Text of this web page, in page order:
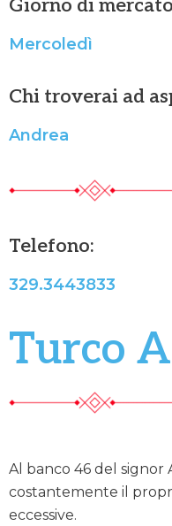
Giorno di
Mercoledì
Chi troverai ad
Andrea
Telefono:
329.3443833
Turco
Al banco 46 del signor
costantemente il
eccessive.